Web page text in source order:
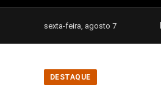
sexta-feira, agosto 7
DESTAQUE